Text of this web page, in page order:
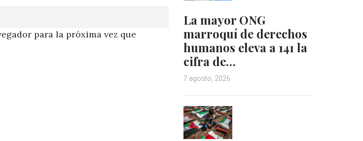
para la próxima vez que
La mayor ONG
marroquí de derechos
humanos eleva a 141 la
cifra de…
7 agosto, 2026